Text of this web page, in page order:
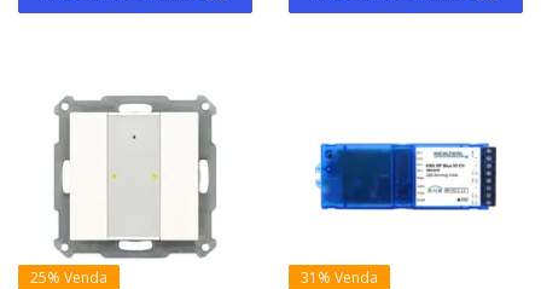
25% Venda 31% Venda